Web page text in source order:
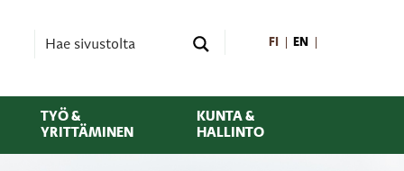
FI EN
TYÖ &
YRITTÄMINEN
KUNTA &
HALLINTO